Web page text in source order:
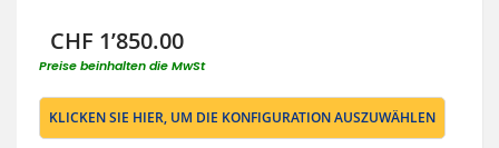
CHF 1’850.00
Preise beinhalten die MwSt
KLICKEN SIE HIER, UM DIE KONFIGURATION AUSZUWÄHLEN